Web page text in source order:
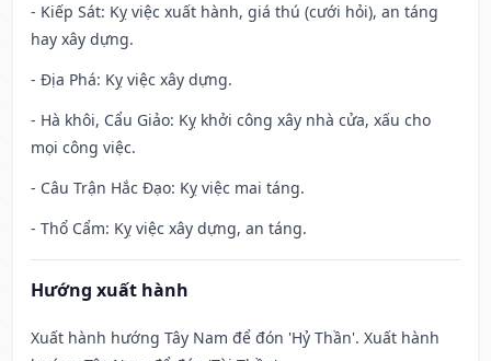
- Kiếp Sát: Kỵ việc xuất hành, giá thú (cưới hỏi), an táng
hay xây dựng.
- Địa Phá: Kỵ việc xây dựng.
- Hà khôi, Cẩu Giảo: Kỵ khởi công xây nhà cửa, xấu cho
mọi công việc.
- Câu Trận Hắc Đạo: Kỵ việc mai táng.
- Thổ Cẩm: Kỵ việc xây dựng, an táng.
Hướng xuất hành
Xuất hành hướng Tây Nam để đón 'Hỷ Thần'. Xuất hành